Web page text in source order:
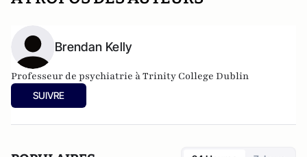
Brendan Kelly
Professeur de psychiatrie à Trinity College Dublin
SUIVRE